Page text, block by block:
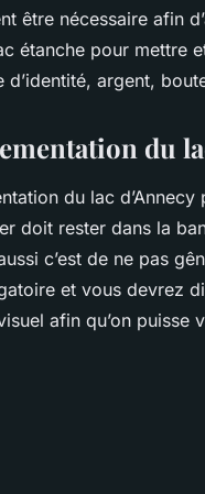
être nécessaire afin
étanche pour mettre
argent,
du
du lac
doit rester dans la
c’est de ne pas
et vous devrez
afin qu’on puisse